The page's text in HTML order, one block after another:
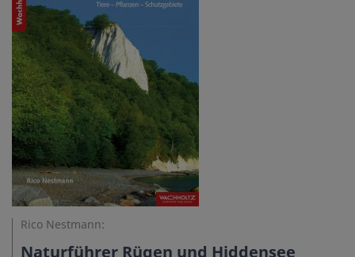
Rico Nestmann:
Naturführer Rügen und Hiddensee